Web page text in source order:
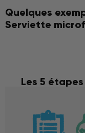
Quelques
Serviette
Les 5